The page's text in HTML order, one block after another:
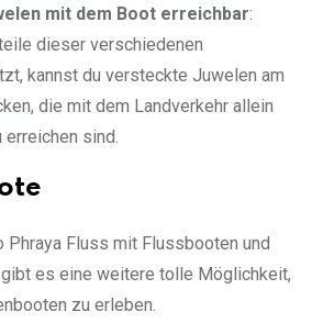
mit dem Boot erreichbar:
dieser verschiedenen
kannst du versteckte Juwelen am
die mit dem Landverkehr allein
sind.
Phraya Fluss mit Flussbooten und
gibt es eine weitere tolle Möglichkeit,
zu erleben.